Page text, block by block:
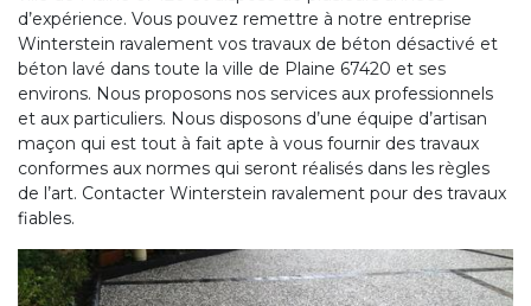
d’expérience. Vous pouvez remettre à notre entreprise
Winterstein ravalement vos travaux de béton désactivé et
béton lavé dans toute la ville de Plaine 67420 et ses
environs. Nous proposons nos services aux professionnels
et aux particuliers. Nous disposons d’une équipe d’artisan
maçon qui est tout à fait apte à vous fournir des travaux
conformes aux normes qui seront réalisés dans les règles
de l’art. Contacter Winterstein ravalement pour des travaux
fiables.